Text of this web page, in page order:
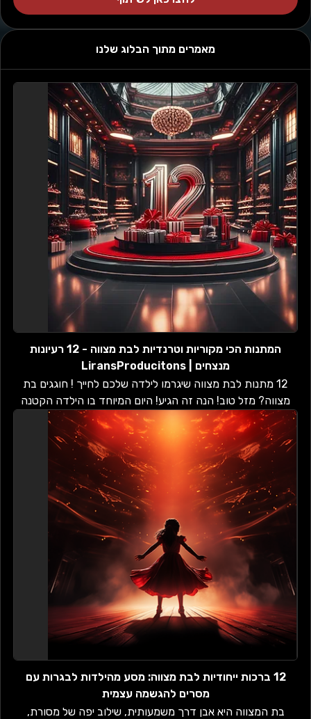
מאמרים מתוך הבלוג שלנו
המתנות הכי מקוריות וטרנדיות לבת מצווה - 12 רעיונות
מנצחים | LiransProducitons
12 מתנות לבת מצווה שיגרמו לילדה שלכם לחייך ! חוגגים בת
מצווה? מזל טוב! הנה זה הגיע! היום המיוחד בו הילדה הקטנה
שלכם הופכת לאישה צעירה....
12 ברכות ייחודיות לבת מצווה: מסע מהילדות לבגרות עם
מסרים להגשמה עצמית
בת המצווה היא אבן דרך משמעותית, שילוב יפה של מסורת,